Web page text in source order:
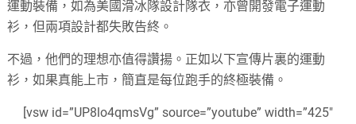
運動裝備，如為美國滑冰隊設計隊衣，亦曾開發電子運動
衫，但兩項設計都失敗告終。
不過，他們的理想亦值得讚揚。正如以下宣傳片裏的運動
衫，如果真能上市，簡直是每位跑手的終極裝備。
[vsw id=”UP8lo4qmsVg” source=”youtube” width=”425″